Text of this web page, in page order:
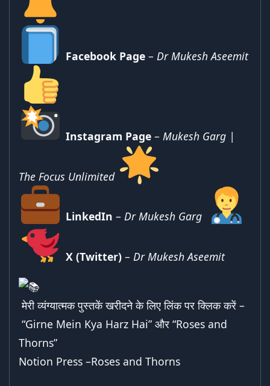
Facebook Page– Dr Mukesh Aseemit
Instagram Page– Mukesh Garg |
The Focus Unlimited
LinkedIn – Dr Mukesh Garg
X (Twitter)– Dr Mukesh Aseemit
मेरी व्यंग्यात्मक पुस्तकें खरीदने के लिए लिंक पर क्लिक करें –
“Girne Mein Kya Harz Hai” और “Roses and
Thorns”
Notion Press –Roses and Thorns